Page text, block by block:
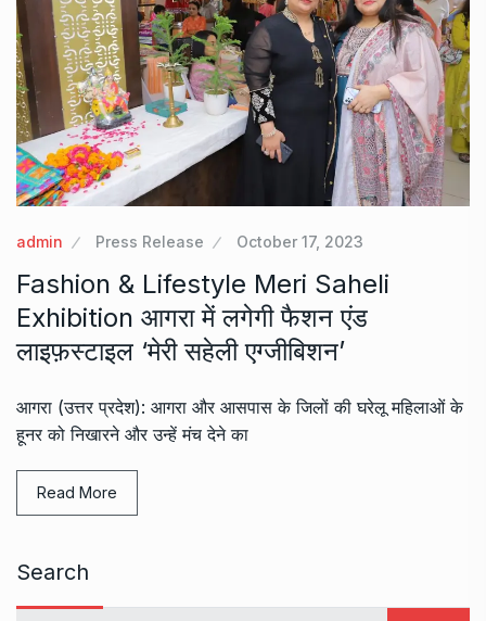
admin Press Release October 17, 2023
Fashion & Lifestyle Meri Saheli
Exhibition आगरा में लगेगी फैशन एंड
लाइफ़स्टाइल ‘मेरी सहेली एग्जीबिशन’
आगरा (उत्तर प्रदेश): आगरा और आसपास के जिलों की घरेलू महिलाओं के
हूनर को निखारने और उन्हें मंच देने का
Read More
Search